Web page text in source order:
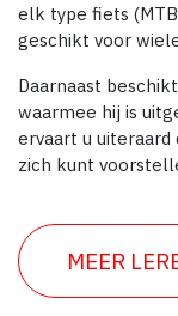
elk type fiets
geschikt voor
Daarnaast
waarmee hij is
ervaart u
zich kunt
MEER